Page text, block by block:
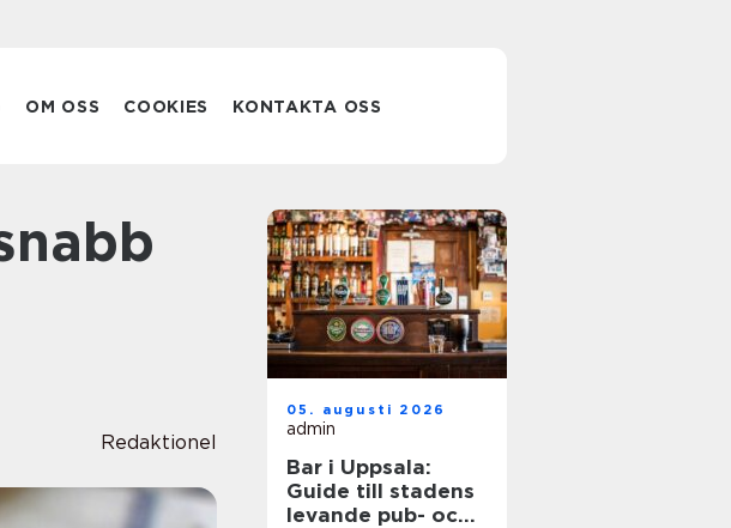
OM OSS COOKIES KONTAKTA OSS
Redaktionel
05. augusti 2026
admin
Bar i Uppsala:
Guide till stadens
levande pub- och